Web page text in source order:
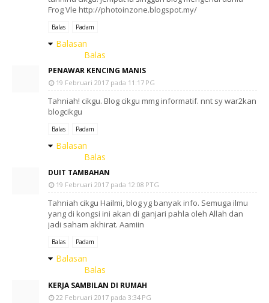
Frog Vle http://photoinzone.blogspot.my/
Balas Padam
Balasan
Balas
PENAWAR KENCING MANIS
19 Februari 2017 pada 11:17 PG
Tahniah! cikgu. Blog cikgu mmg informatif. nnt sy war2kan
blogcikgu
Balas Padam
Balasan
Balas
DUIT TAMBAHAN
19 Februari 2017 pada 12:08 PTG
Tahniah cikgu Hailmi, blog yg banyak info. Semuga ilmu
yang di kongsi ini akan di ganjari pahla oleh Allah dan
jadi saham akhirat. Aamiin
Balas Padam
Balasan
Balas
KERJA SAMBILAN DI RUMAH
22 Februari 2017 pada 3:34 PG